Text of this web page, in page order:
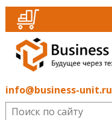
info@business-unit.ru